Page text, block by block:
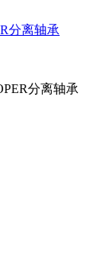
分离轴承